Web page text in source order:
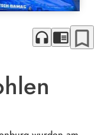
headphones chrome_reader_mode bookmark_border